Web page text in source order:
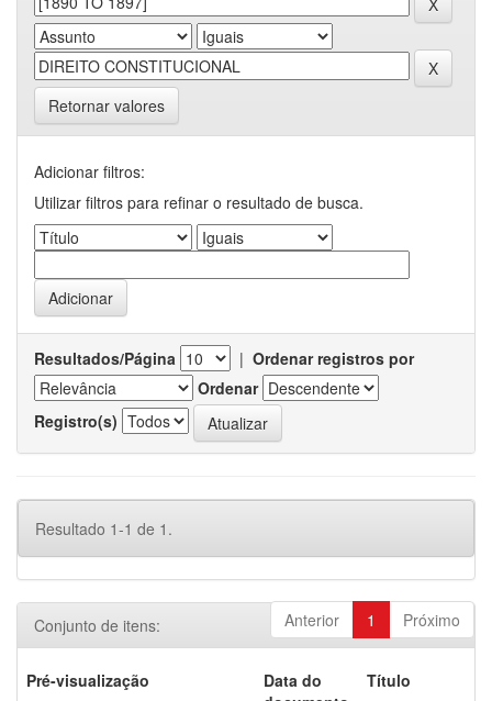
Retornar valores
Adicionar filtros:
Utilizar filtros para refinar o resultado de busca.
Resultados/Página | Ordenar registros por
Ordenar
Registro(s)
Resultado 1-1 de 1.
Anterior 1 Próximo
Conjunto de itens:
Pré-visualização
Data do
Título